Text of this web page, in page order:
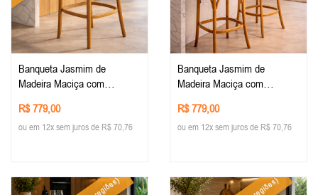
Banqueta Jasmim de
Madeira Maciça com
Estofado Courino preto,
madeira na cor Imbuia
R$ 779,00
ou em 12x sem juros de R$ 70,76
Banqueta Jasmim de
Madeira Maciça com
R$ 779,00
ou em 12x sem juros de R$ 70,76